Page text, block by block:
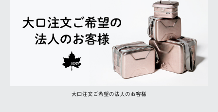
大口注文ご希望の法人のお客様